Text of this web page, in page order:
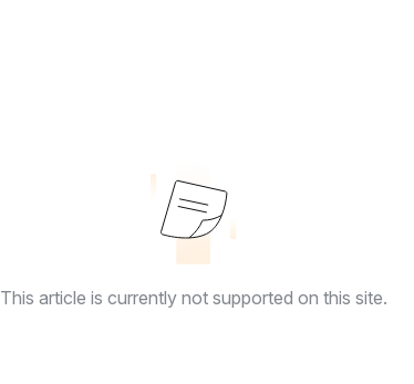
This article is currently not supported on this site.